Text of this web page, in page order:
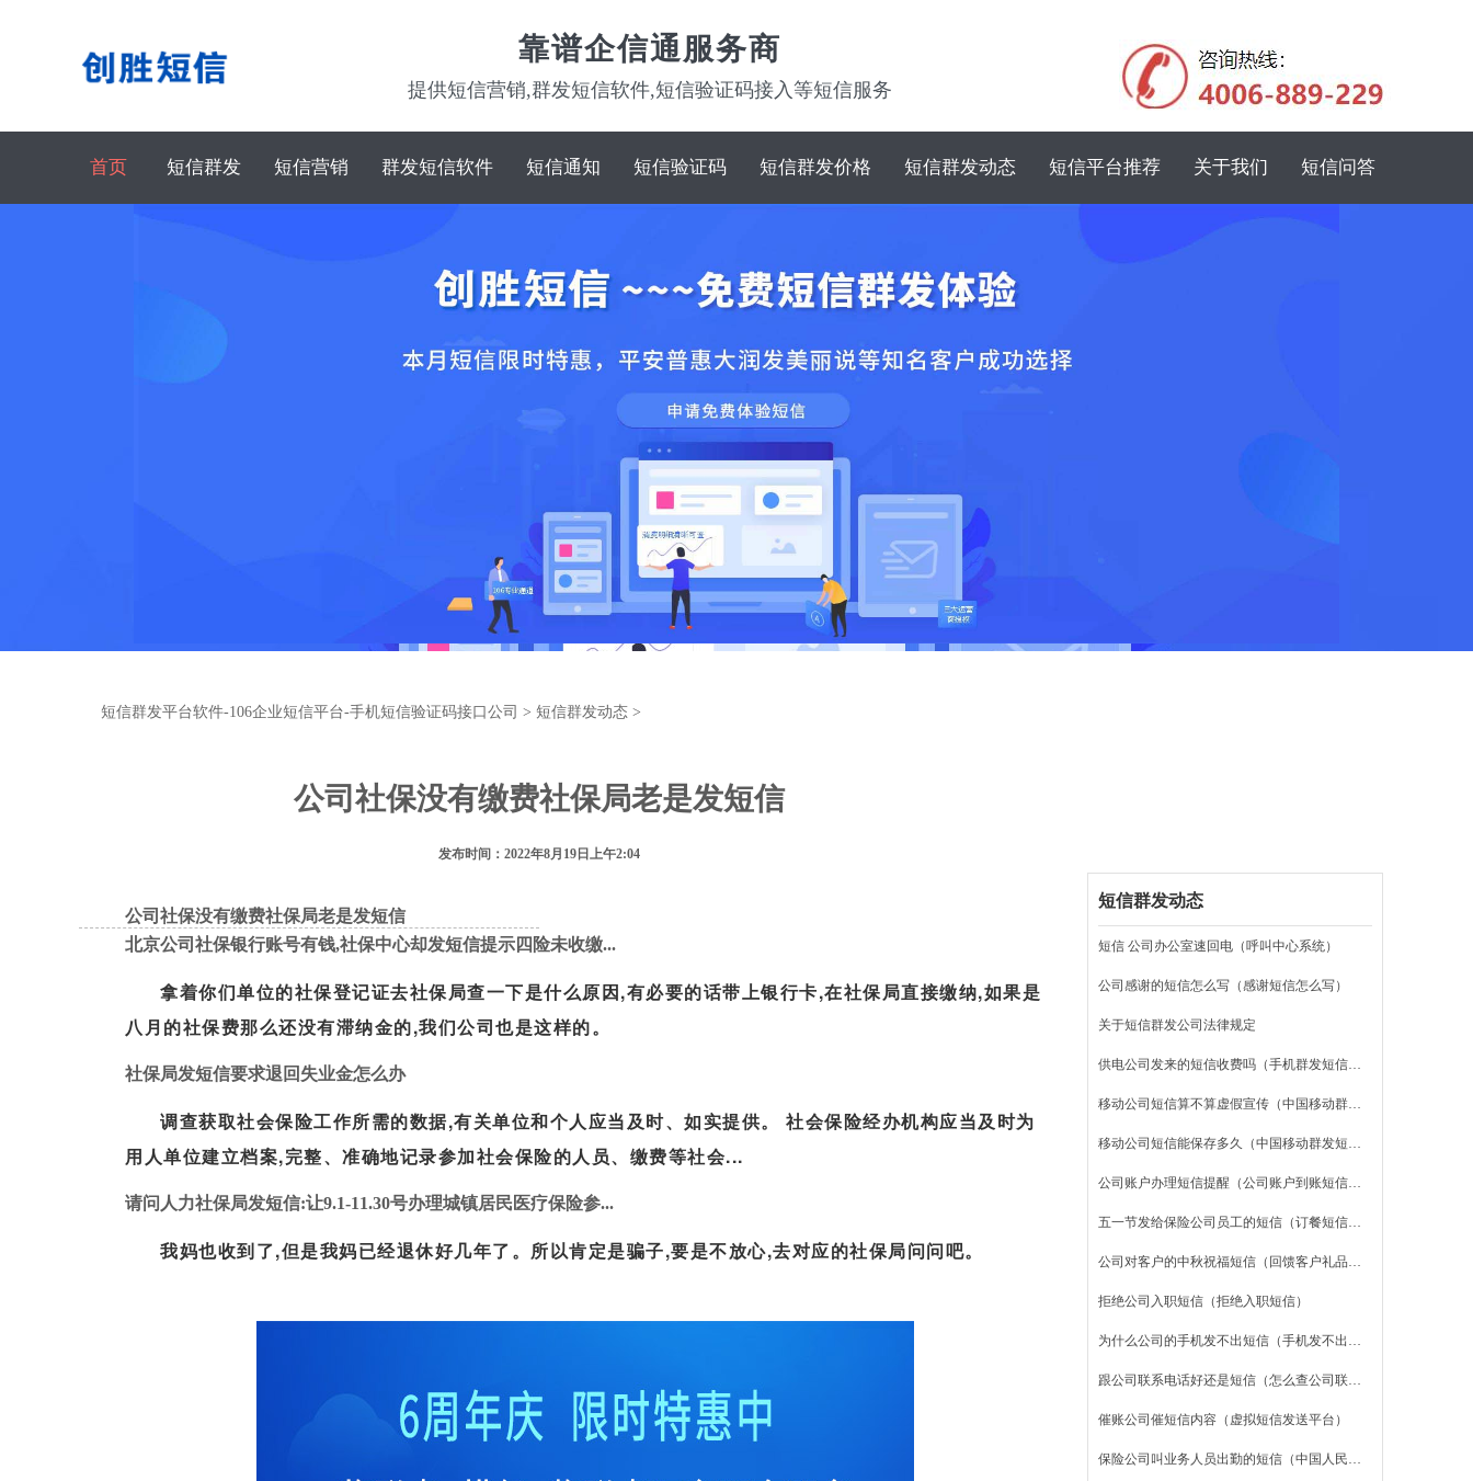
靠谱企信通服务商
提供短信营销,群发短信软件,短信验证码接入等短信服务
首页 短信群发 短信营销 群发短信软件 短信通知 短信验证码 短信群发价格 短信群发动态 短信平台推荐 关于我们 短信问答
短信群发平台软件-106企业短信平台-手机短信验证码接口公司 > 短信群发动态 >
公司社保没有缴费社保局老是发短信
发布时间：2022年8月19日上午2:04
公司社保没有缴费社保局老是发短信
北京公司社保银行账号有钱,社保中心却发短信提示四险未收缴...
拿着你们单位的社保登记证去社保局查一下是什么原因,有必要的话带上银行卡,在社保局直接缴纳,如果是
八月的社保费那么还没有滞纳金的,我们公司也是这样的。
社保局发短信要求退回失业金怎么办
调查获取社会保险工作所需的数据,有关单位和个人应当及时、如实提供。 社会保险经办机构应当及时为
用人单位建立档案,完整、准确地记录参加社会保险的人员、缴费等社会...
请问人力社保局发短信:让9.1-11.30号办理城镇居民医疗保险参...
我妈也收到了,但是我妈已经退休好几年了。所以肯定是骗子,要是不放心,去对应的社保局问问吧。
短信群发动态
短信 公司办公室速回电（呼叫中心系统）
公司感谢的短信怎么写（感谢短信怎么写）
关于短信群发公司法律规定
供电公司发来的短信收费吗（手机群发短信怎么发）
移动公司短信算不算虚假宣传（中国移动群发短信平台）
移动公司短信能保存多久（中国移动群发短信平台）
公司账户办理短信提醒（公司账户到账短信提醒）
五一节发给保险公司员工的短信（订餐短信发给订餐客户）
公司对客户的中秋祝福短信（回馈客户礼品方案）
拒绝公司入职短信（拒绝入职短信）
为什么公司的手机发不出短信（手机发不出短信）
跟公司联系电话好还是短信（怎么查公司联系方式）
催账公司催短信内容（虚拟短信发送平台）
保险公司叫业务人员出勤的短信（中国人民财产保险股份有限公司）